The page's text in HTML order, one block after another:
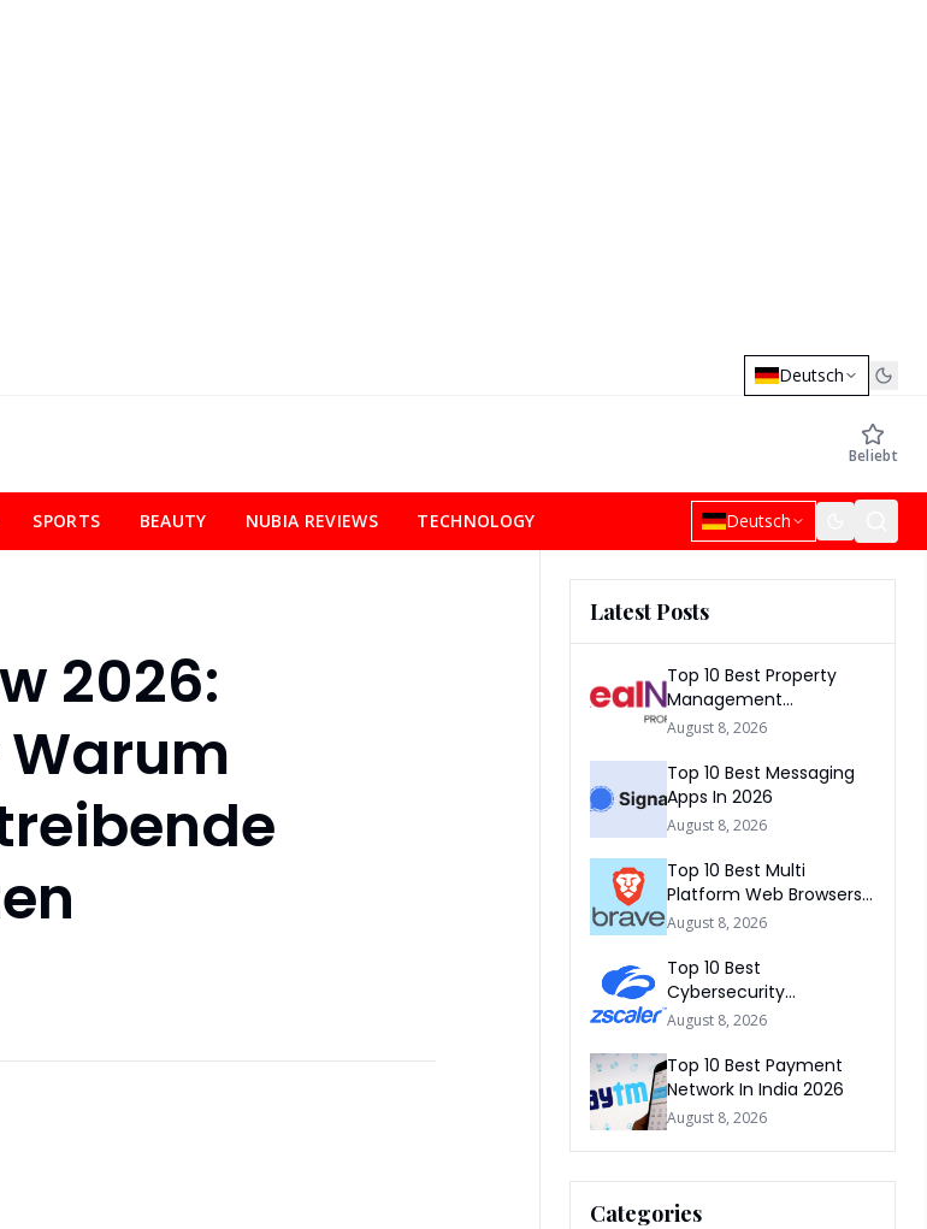
Deutsch
Beliebt
SPORTS BEAUTY NUBIA REVIEWS TECHNOLOGY Deutsch
2026:
Latest Posts
Top 10 Best Property
Management
Companies In South
August 8, 2026
Top 10 Best Messaging
Apps In 2026
August 8, 2026
Top 10 Best Multi
Platform Web Browsers
In The world 2026
August 8, 2026
Top 10 Best
Cybersecurity
Companies In America
August 8, 2026
Top 10 Best Payment
Network In India 2026
August 8, 2026
Categories